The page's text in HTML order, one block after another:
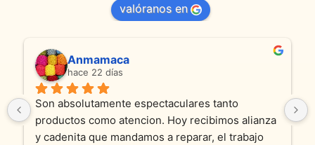
valóranos en
Anmamaca
hace 22 días
Son absolutamente espectaculares tanto
productos como atencion. Hoy recibimos alianza
y cadenita que mandamos a reparar, el trabajo